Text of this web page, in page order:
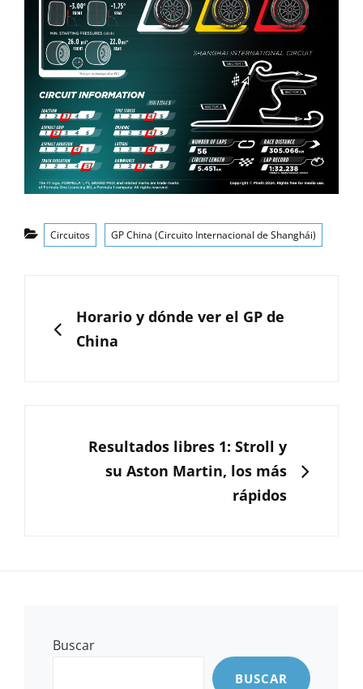
Categorías
Circuitos GP China (Circuito Internacional de Shanghái)
entradas
ANTERIOR
Horario y dónde ver el GP de
China
SIGUIENTE
Resultados libres 1: Stroll y
su Aston Martin, los más
rápidos
Buscar
BUSCAR